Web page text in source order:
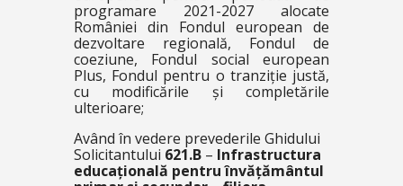
programare 2021-2027 alocate
României din Fondul european de
dezvoltare regională, Fondul de
coeziune, Fondul social european
Plus, Fondul pentru o tranziție justă,
cu modificările și completările
ulterioare;
Având în vedere prevederile Ghidului
Solicitantului 621.B– Infrastructura
educațională pentru învățământul